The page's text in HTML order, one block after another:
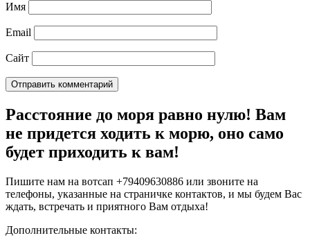
Имя
Email
Сайт
Расстояние до моря равно нулю! Вам
не придется ходить к морю, оно само
будет приходить к вам!
Пишите нам на вотсап +79409630886 или звоните на
телефоны, указанные на страничке контактов, и мы будем Вас
ждать, встречать и приятного Вам отдыха!
Дополнительные контакты: